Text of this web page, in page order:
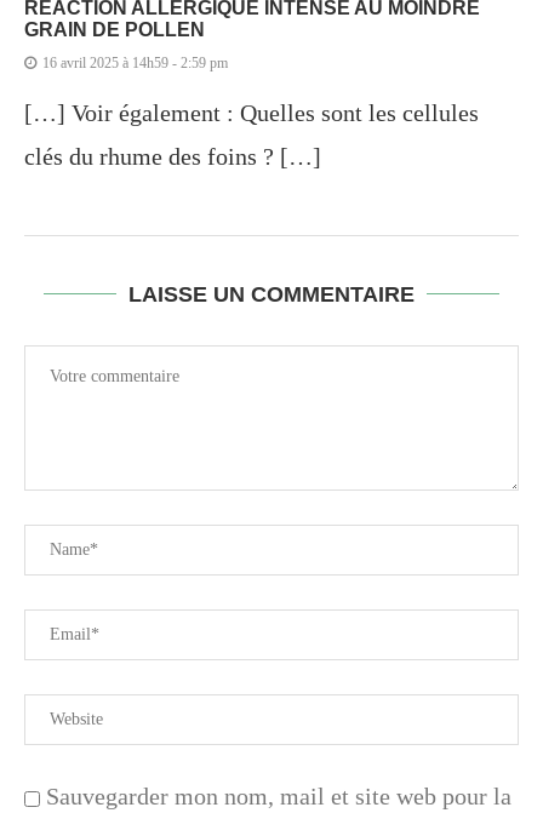
RÉACTION ALLERGIQUE INTENSE AU MOINDRE
GRAIN DE POLLEN
16 avril 2025 à 14h59 - 2:59 pm
[…] Voir également : Quelles sont les cellules
clés du rhume des foins ? […]
LAISSE UN COMMENTAIRE
Sauvegarder mon nom, mail et site web pour la